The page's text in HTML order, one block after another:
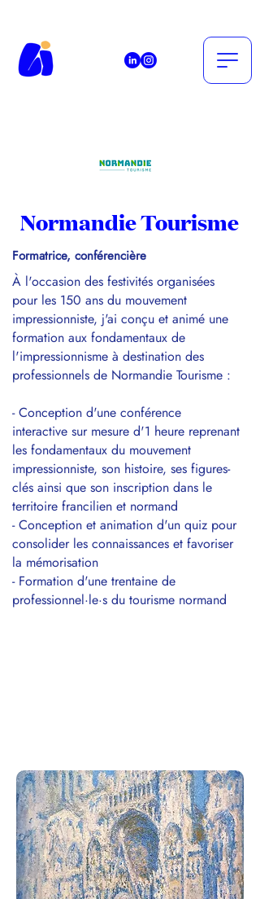
Normandie Tourisme
Formatrice, conférencière
À l'occasion des festivités organisées
pour les 150 ans du mouvement
impressionniste, j'ai conçu et animé une
formation aux fondamentaux de
l'impressionnisme à destination des
professionnels de Normandie Tourisme :
- Conception d'une conférence
interactive sur mesure d'1 heure reprenant
les fondamentaux du mouvement
impressionniste, son histoire, ses figures-
clés ainsi que son inscription dans le
territoire francilien et normand
- Conception et animation d'un quiz pour
consolider les connaissances et favoriser
la mémorisation
- Formation d'une trentaine de
professionnel·le·s du tourisme normand